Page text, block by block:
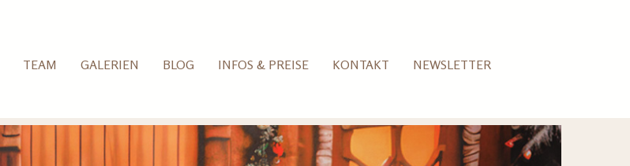
TEAM GALERIEN BLOG INFOS & PREISE KONTAKT NEWSLETTER